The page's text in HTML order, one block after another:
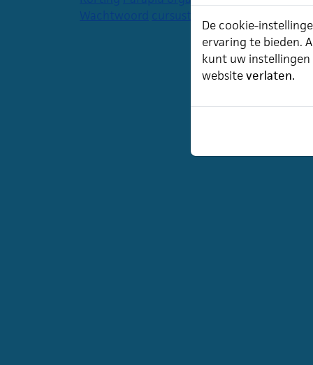
Wachtwoord
cursustijden
De cookie-
ervaring te bieden.
kunt uw
websiteverlaten.